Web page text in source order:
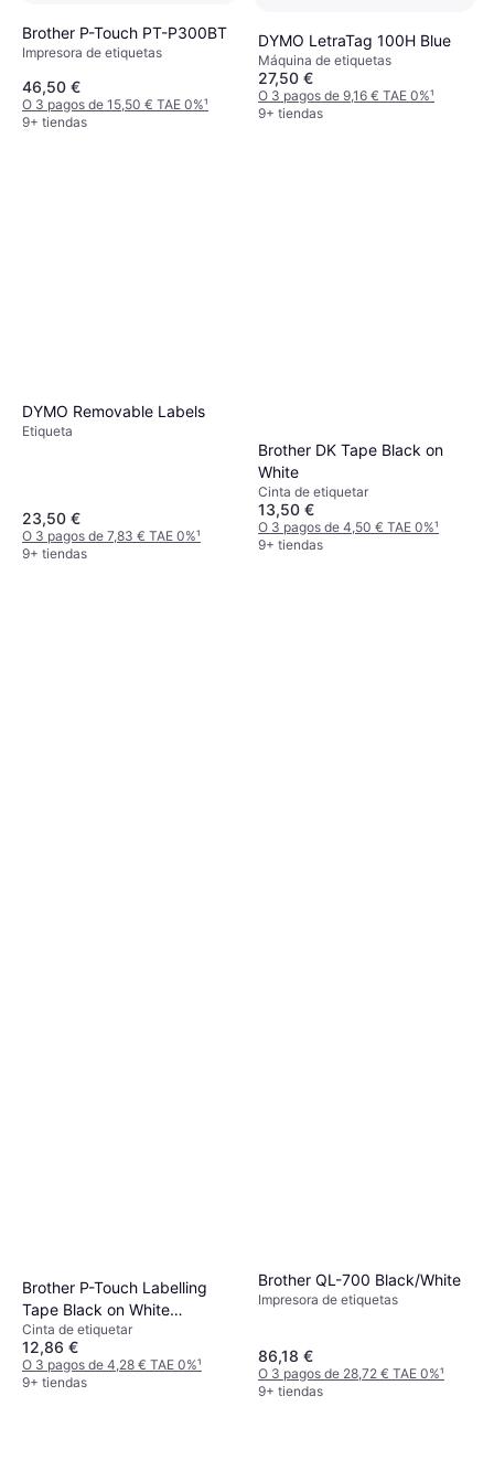
Brother P-Touch PT-P300BT
Impresora de etiquetas
46,50 €
O 3 pagos de 15,50 € TAE 0%¹
9+ tiendas
DYMO LetraTag 100H Blue
Máquina de etiquetas
27,50 €
O 3 pagos de 9,16 € TAE 0%¹
9+ tiendas
DYMO Removable Labels
Etiqueta
23,50 €
O 3 pagos de 7,83 € TAE 0%¹
9+ tiendas
Brother DK Tape Black on
White
Cinta de etiquetar
13,50 €
O 3 pagos de 4,50 € TAE 0%¹
9+ tiendas
Brother P-Touch Labelling
Tape Black on White
1.2cmx8m
Cinta de etiquetar
12,86 €
O 3 pagos de 4,28 € TAE 0%¹
9+ tiendas
Brother QL-700 Black/White
Impresora de etiquetas
86,18 €
O 3 pagos de 28,72 € TAE 0%¹
9+ tiendas